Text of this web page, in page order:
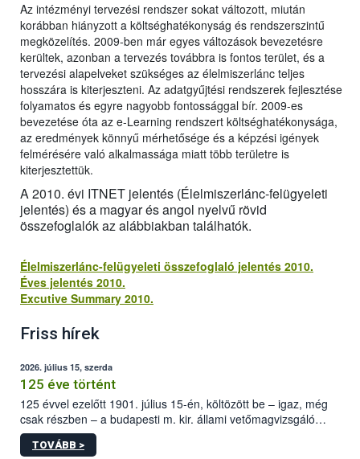
Az intézményi tervezési rendszer sokat változott, miután
korábban hiányzott a költséghatékonyság és rendszerszintű
megközelítés. 2009-ben már egyes változások bevezetésre
kerültek, azonban a tervezés továbbra is fontos terület, és a
tervezési alapelveket szükséges az élelmiszerlánc teljes
hosszára is kiterjeszteni. Az adatgyűjtési rendszerek fejlesztése
folyamatos és egyre nagyobb fontossággal bír. 2009-es
bevezetése óta az e-Learning rendszert költséghatékonysága,
az eredmények könnyű mérhetősége és a képzési igények
felmérésére való alkalmassága miatt több területre is
kiterjesztettük.
A 2010. évi ITNET jelentés (Élelmiszerlánc-felügyeleti
jelentés) és a magyar és angol nyelvű rövid
összefoglalók az alábbiakban találhatók.
Élelmiszerlánc-felügyeleti összefoglaló jelentés 2010.
Éves jelentés 2010.
Excutive Summary 2010.
Friss hírek
2026. július 15, szerda
125 éve történt
125 évvel ezelőtt 1901. július 15-én, költözött be – igaz, még
csak részben – a budapesti m. kir. állami vetőmagvizsgáló
állomás a Kis Rókus utca 15. szám alatti, Czigler Győző által
tervezett új épületébe.
TOVÁBB >